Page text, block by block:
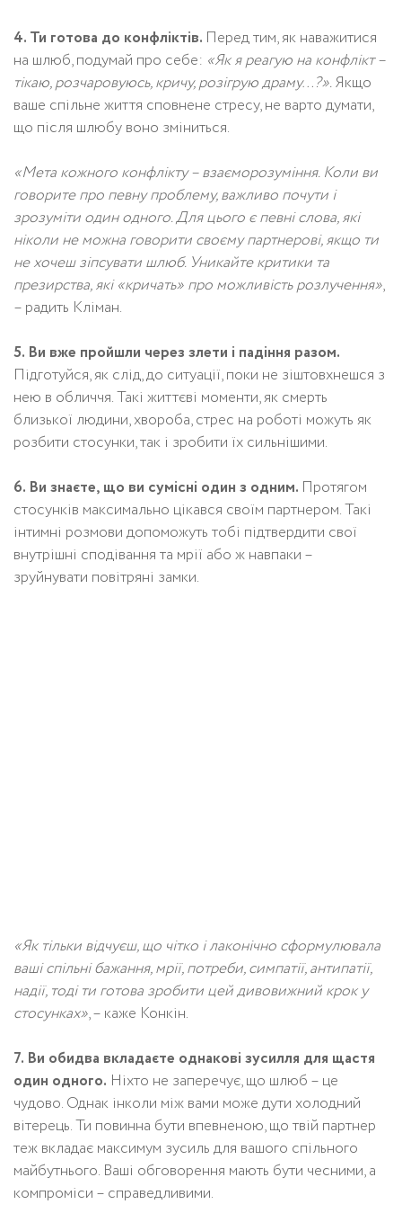
4. Ти готова до конфліктів. Перед тим, як наважитися
на шлюб, подумай про себе: «Як я реагую на конфлікт –
тікаю, розчаровуюсь, кричу, розігрую драму…?».Якщо
ваше спільне життя сповнене стресу, не варто думати,
що після шлюбу воно зміниться.
«Мета кожного конфлікту – взаєморозуміння. Коли ви
говорите про певну проблему, важливо почути і
зрозуміти один одного. Для цього є певні слова, які
ніколи не можна говорити своєму партнерові, якщо ти
не хочеш зіпсувати шлюб. Уникайте критики та
презирства, які «кричать» про можливість розлучення»,
– радить Кліман.
5. Ви вже пройшли через злети і падіння разом.
Підготуйся, як слід, до ситуації, поки не зіштовхнешся з
нею в обличчя. Такі життєві моменти, як смерть
близької людини, хвороба, стрес на роботі можуть як
розбити стосунки, так і зробити їх сильнішими.
6. Ви знаєте, що ви сумісні один з одним. Протягом
стосунків максимально цікався своїм партнером. Такі
інтимні розмови допоможуть тобі підтвердити свої
внутрішні сподівання та мрії або ж навпаки –
зруйнувати повітряні замки.
«Як тільки відчуєш, що чітко і лаконічно сформулювала
ваші спільні бажання, мрії, потреби, симпатії, антипатії,
надії, тоді ти готова зробити цей дивовижний крок у
стосунках», – каже Конкін.
7. Ви обидва вкладаєте однакові зусилля для щастя
один одного. Ніхто не заперечує, що шлюб – це
чудово. Однак інколи між вами може дути холодний
вітерець. Ти повинна бути впевненою, що твій партнер
теж вкладає максимум зусиль для вашого спільного
майбутнього. Ваші обговорення мають бути чесними, а
компроміси – справедливими.